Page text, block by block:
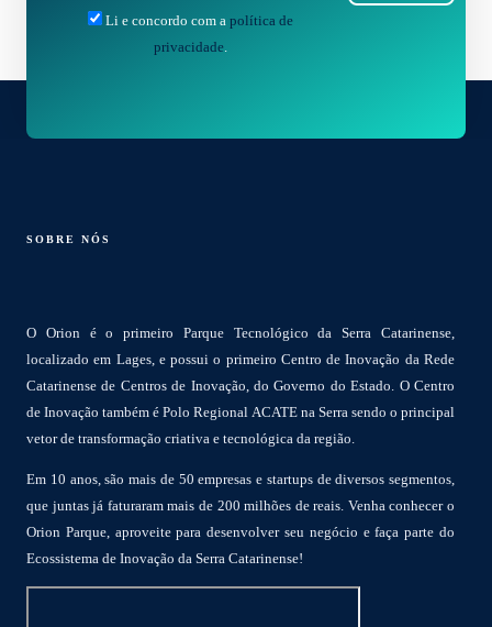
Li e concordo com a política de
privacidade
SOBRE NÓS
O Orion é o primeiro Parque Tecnológico da Serra Catarinense,
localizado em Lages, e possui o primeiro Centro de Inovação da Rede
Catarinense de Centros de Inovação, do Governo do Estado. O Centro
de Inovação também é Polo Regional ACATE na Serra sendo o principal
vetor de transformação criativa e tecnológica da região.
Em 10 anos, são mais de 50 empresas e startups de diversos segmentos,
que juntas já faturaram mais de 200 milhões de reais. Venha conhecer o
Orion Parque, aproveite para desenvolver seu negócio e faça parte do
Ecossistema de Inovação da Serra Catarinense!